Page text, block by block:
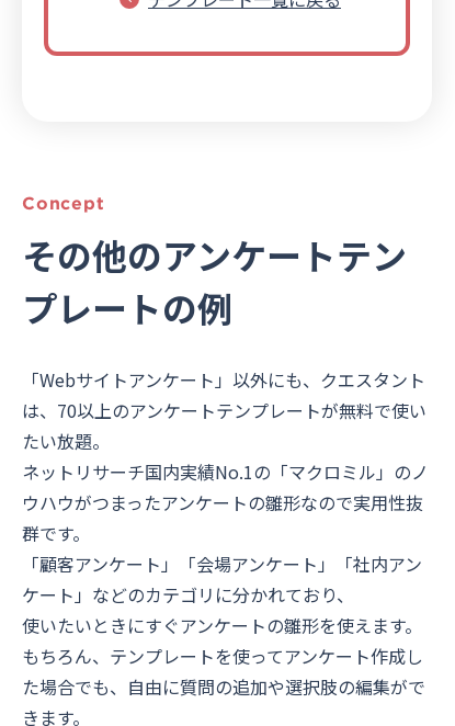
Concept
その他のアンケートテン
プレートの例
「Webサイトアンケート」以外にも、クエスタント
は、70以上のアンケートテンプレートが無料で使い
たい放題。
ネットリサーチ国内実績No.1の「マクロミル」のノ
ウハウがつまったアンケートの雛形なので実用性抜
群です。
「顧客アンケート」「会場アンケート」「社内アン
ケート」などのカテゴリに分かれており、
使いたいときにすぐアンケートの雛形を使えます。
もちろん、テンプレートを使ってアンケート作成し
た場合でも、自由に質問の追加や選択肢の編集がで
きます。